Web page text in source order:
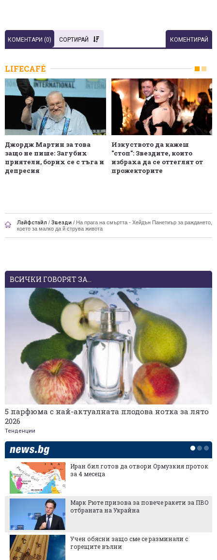
КОМЕНТАРИ (0) СОРТИРАЙ КОМЕНТИРАЙ
LIFECAFÉ
Джордж Мартин за това
защо не пише: Загубих
приятели, борих се с тъга и
депресия
Изкуството да кажеш
"стоп": Звездите, които
избраха да се оттеглят от
прожекторите
Лайфстайл / Звезди / На прага на смъртта - Хейдън Панетиър за раждането,
което за малко да й струва живота
ВСИЧКИ ГОВОРЯТ ЗА...
5 парфюма с най-актуалната плодова нотка за лято
2026
Тенденции
Иран бил готов да отвори Ормузкия проток
за 4 месеца
Марк Рюте призова за повече ракети за ПВО
отбраната на Украйна
Учен обясни защо сме се разминали с
горещите вълни